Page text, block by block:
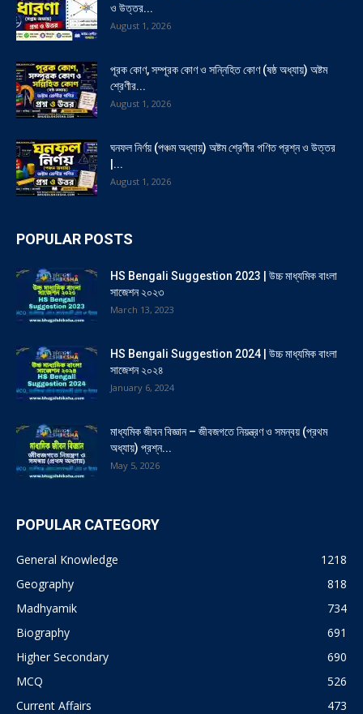
ও উত্তর...
August 1, 2026
পূরক কোণ, সম্পূরক কোণ ও সন্নিহিত কোণ (ষষ্ঠ অধ্যায়) অষ্টম
শ্রেণীর...
August 1, 2026
ঘনফল নির্ণয় (পঞ্চম অধ্যায়) অষ্টম শ্রেণীর গণিত প্রশ্ন ও উত্তর
|...
August 1, 2026
POPULAR POSTS
HS Bengali Suggestion 2023 | উচ্চ মাধ্যমিক বাংলা
সাজেশন ২০২৩
March 13, 2023
HS Bengali Suggestion 2024 | উচ্চ মাধ্যমিক বাংলা
সাজেশন ২০২৪
January 6, 2024
মাধ্যমিক জীবন বিজ্ঞান – জীবজগতে নিয়ন্ত্রণ ও সমন্বয় (প্রথম
অধ্যায়) প্রশ্ন...
May 5, 2026
POPULAR CATEGORY
General Knowledge
1218
Geography
818
Madhyamik
734
Biography
691
Higher Secondary
690
MCQ
526
Current Affairs
473